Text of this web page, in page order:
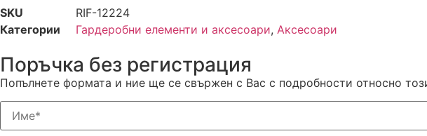
SKU
RIF-12224
Категории
Гардеробни елементи и аксесоари, Аксесоари
Поръчка без регистрация
Попълнете формата и ние ще се свържен с Вас с подробности относно